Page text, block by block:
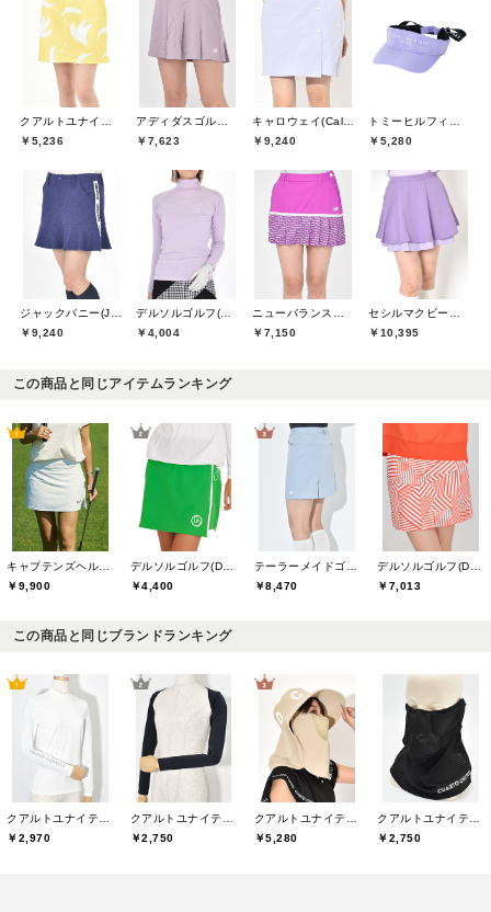
￥5,236
￥7,623
￥9,240
￥5,280
￥9,240
￥4,004
￥7,150
￥10,395
この商品と同じアイテムランキング
キャプテンズヘルムゴルフ(Captains Helm Golf)
￥9,900
デルソルゴルフ(DELSOL GOLF)
￥4,400
テーラーメイドゴルフ(TaylorMade Golf)
￥8,470
デルソルゴルフ(DELSOL GOLF)
￥7,013
この商品と同じブランドランキング
￥2,970
￥2,750
￥5,280
￥2,750